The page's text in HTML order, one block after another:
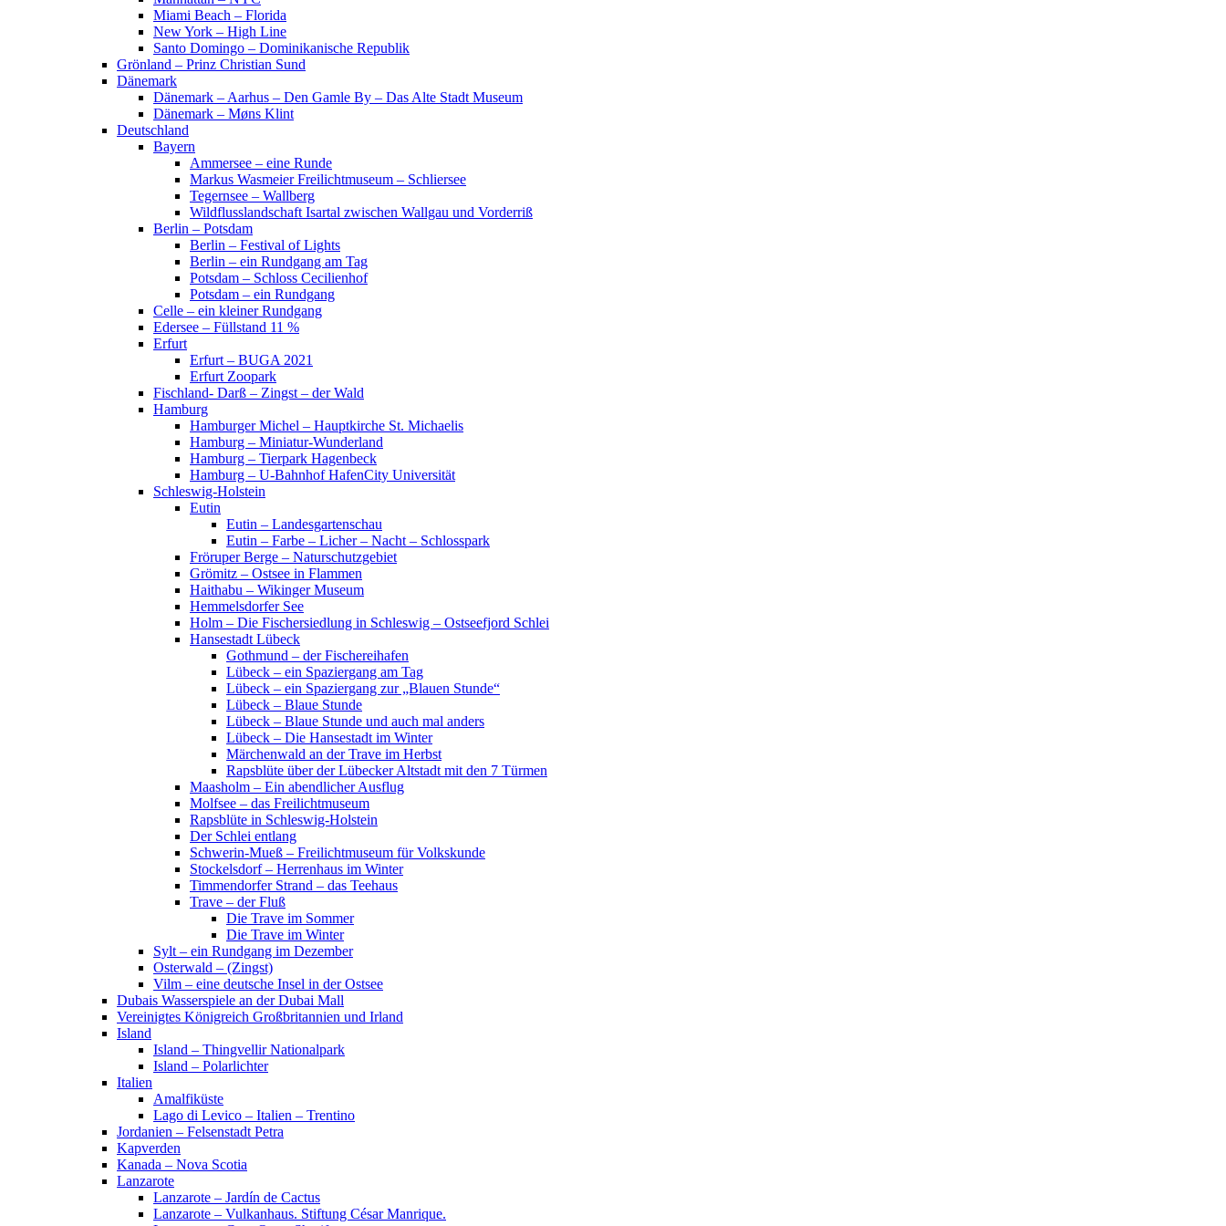
Miami Beach – Florida
New York – High Line
Santo Domingo – Dominikanische Republik
Grönland – Prinz Christian Sund
Dänemark
Dänemark – Aarhus – Den Gamle By – Das Alte Stadt Museum
Dänemark – Møns Klint
Deutschland
Bayern
Ammersee – eine Runde
Markus Wasmeier Freilichtmuseum – Schliersee
Tegernsee – Wallberg
Wildflusslandschaft Isartal zwischen Wallgau und Vorderriß
Berlin – Potsdam
Berlin – Festival of Lights
Berlin – ein Rundgang am Tag
Potsdam – Schloss Cecilienhof
Potsdam – ein Rundgang
Celle – ein kleiner Rundgang
Edersee – Füllstand 11 %
Erfurt
Erfurt – BUGA 2021
Erfurt Zoopark
Fischland- Darß – Zingst – der Wald
Hamburg
Hamburger Michel – Hauptkirche St. Michaelis
Hamburg – Miniatur-Wunderland
Hamburg – Tierpark Hagenbeck
Hamburg – U-Bahnhof HafenCity Universität
Schleswig-Holstein
Eutin
Eutin – Landesgartenschau
Eutin – Farbe – Licher – Nacht – Schlosspark
Fröruper Berge – Naturschutzgebiet
Grömitz – Ostsee in Flammen
Haithabu – Wikinger Museum
Hemmelsdorfer See
Holm – Die Fischersiedlung in Schleswig – Ostseefjord Schlei
Hansestadt Lübeck
Gothmund – der Fischereihafen
Lübeck – ein Spaziergang am Tag
Lübeck – ein Spaziergang zur „Blauen Stunde“
Lübeck – Blaue Stunde
Lübeck – Blaue Stunde und auch mal anders
Lübeck – Die Hansestadt im Winter
Märchenwald an der Trave im Herbst
Rapsblüte über der Lübecker Altstadt mit den 7 Türmen
Maasholm – Ein abendlicher Ausflug
Molfsee – das Freilichtmuseum
Rapsblüte in Schleswig-Holstein
Der Schlei entlang
Schwerin-Mueß – Freilichtmuseum für Volkskunde
Stockelsdorf – Herrenhaus im Winter
Timmendorfer Strand – das Teehaus
Trave – der Fluß
Die Trave im Sommer
Die Trave im Winter
Sylt – ein Rundgang im Dezember
Osterwald – (Zingst)
Vilm – eine deutsche Insel in der Ostsee
Dubais Wasserspiele an der Dubai Mall
Vereinigtes Königreich Großbritannien und Irland
Island
Island – Thingvellir Nationalpark
Island – Polarlichter
Italien
Amalfiküste
Lago di Levico – Italien – Trentino
Jordanien – Felsenstadt Petra
Kapverden
Kanada – Nova Scotia
Lanzarote
Lanzarote – Jardín de Cactus
Lanzarote – Vulkanhaus. Stiftung César Manrique.